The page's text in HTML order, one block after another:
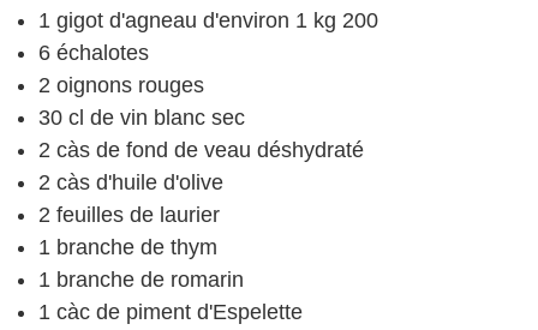
1 gigot d'agneau d'environ 1 kg 200
6 échalotes
2 oignons rouges
30 cl de vin blanc sec
2 càs de fond de veau déshydraté
2 càs d'huile d'olive
2 feuilles de laurier
1 branche de thym
1 branche de romarin
1 càc de piment d'Espelette